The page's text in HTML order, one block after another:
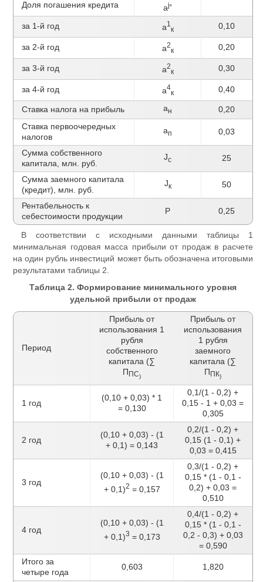
Доля погашения кредита аjк
за 1-й год а1
к 0,10
за 2-й год а2
к 0,20
за 3-й год а2
к 0,30
за 4-й год а4
к 0,40
Ставка налога на прибыль ан
0,20
Ставка первоочередных
налогов
ап 0,03
Сумма собственного
капитала, млн. руб.
Jс 25
Сумма заемного капитала
(кредит), млн. руб.
Jк 50
Рентабельность к
себестоимости продукции
Р 0,25
В соответствии с исходными данными таблицы 1
минимальная годовая масса прибыли от продаж в расчете
на один рубль инвестиций может быть обозначена итоговыми
результатами таблицы 2.
Таблица 2. Формирование минимального уровня
удельной прибыли от продаж
Период
Прибыль от
использования 1
рубля
собственного
капитала (∑
П ПС)
Прибыль от
использования
1 рубля
заемного
капитала (∑
П ПК)
1 год
(0,10 + 0,03) * 1
= 0,130
0,1/(1 - 0,2) +
0,15 - 1 + 0,03 =
0,305
2 год
(0,10 + 0,03) - (1
+ 0,1) = 0,143
0,2/(1 - 0,2) +
0,15 (1 - 0,1) +
0,03 = 0,415
3 год
(0,10 + 0,03) - (1
+ 0,1)2 = 0,157
0,3/(1 - 0,2) +
0,15 * (1 - 0,1 -
0,2) + 0,03 =
0,510
4 год
(0,10 + 0,03) - (1
+ 0,1)3 = 0,173
0,4/(1 - 0,2) +
0,15 * (1 - 0,1 -
0,2 - 0,3) + 0,03
= 0,590
Итого за
четыре года
0,603 1,820